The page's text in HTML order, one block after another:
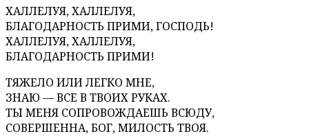
ХАЛЛЕЛУЯ, ХАЛЛЕЛУЯ,
БЛАГОДАРНОСТЬ ПРИМИ, ГОСПОДЬ!
ХАЛЛЕЛУЯ, ХАЛЛЕЛУЯ,
БЛАГОДАРНОСТЬ ПРИМИ!
ТЯЖЕЛО ИЛИ ЛЕГКО МНЕ,
ЗНАЮ — ВСЕ В ТВОИХ РУКАХ.
ТЫ МЕНЯ СОПРОВОЖДАЕШЬ ВСЮДУ,
СОВЕРШЕННА, БОГ, МИЛОСТЬ ТВОЯ.